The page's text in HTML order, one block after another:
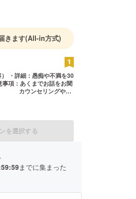
きます(All-in方式)
・詳細：愚痴や不満を30
項：あくまでお話をお聞
カウンセリングや占
年12月末まで
を選択する
までに集まった